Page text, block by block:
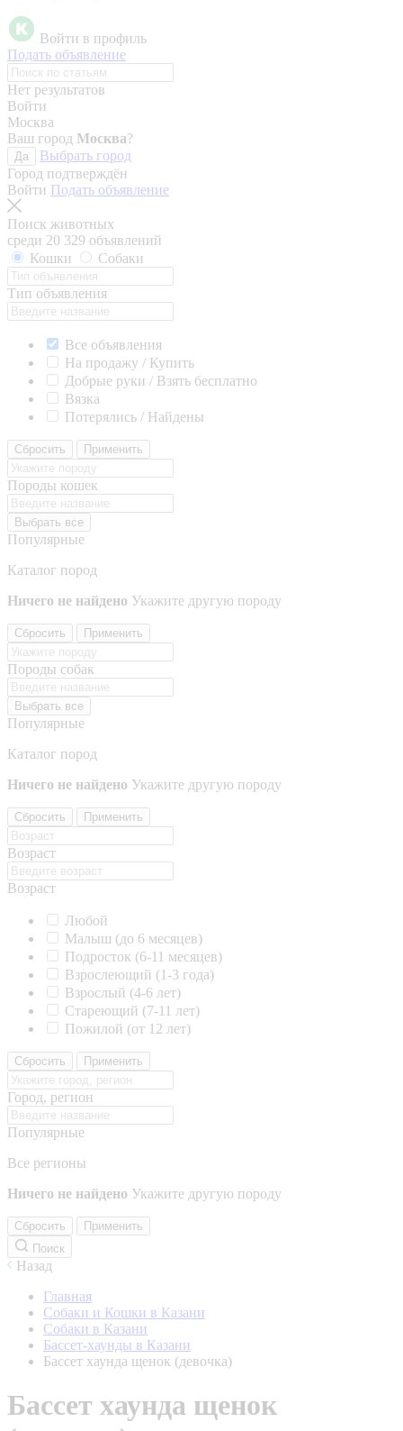
Войти в профиль
Подать объявление
Нет результатов
Войти
Москва
Ваш город Москва?
Да
Выбрать город
Город подтверждён
Войти Подать объявление
Поиск животных
среди 20 329 объявлений
Кошки
Собаки
Тип объявления
Все объявления
На продажу / Купить
Добрые руки / Взять бесплатно
Вязка
Потерялись / Найдены
Сбросить Применить
Породы кошек
Выбрать все
Популярные
Каталог пород
Ничего не найдено Укажите другую породу
Сбросить Применить
Породы собак
Выбрать все
Популярные
Каталог пород
Ничего не найдено Укажите другую породу
Сбросить Применить
Возраст
Возраст
Любой
Малыш (до 6 месяцев)
Подросток (6-11 месяцев)
Взрослеющий (1-3 года)
Взрослый (4-6 лет)
Стареющий (7-11 лет)
Пожилой (от 12 лет)
Сбросить Применить
Город, регион
Популярные
Все регионы
Ничего не найдено Укажите другую породу
Сбросить
Применить
Поиск
Назад
Главная
Собаки и Кошки в Казани
Собаки в Казани
Бассет-хаунды в Казани
Бассет хаунда щенок (девочка)
Бассет хаунда щенок